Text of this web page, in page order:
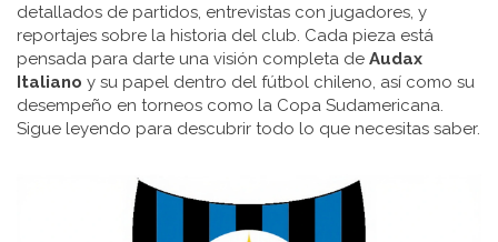
detallados de partidos, entrevistas con jugadores, y
reportajes sobre la historia del club. Cada pieza está
pensada para darte una visión completa de Audax
Italiano y su papel dentro del fútbol chileno, así como su
desempeño en torneos como la Copa Sudamericana.
Sigue leyendo para descubrir todo lo que necesitas saber.